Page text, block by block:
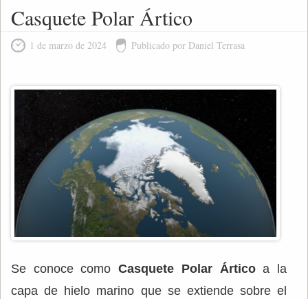
Casquete Polar Ártico
1 de marzo de 2024 Publicado por Daniel Terrasa
Se conoce comoCasquete Polar Árticoa la
capa de hielo marino que se extiende sobre el